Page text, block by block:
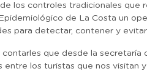
de los controles tradicionales que
de La Costa un
para detectar, contener y
contarles que desde la secretaría
entre los turistas que nos visitan